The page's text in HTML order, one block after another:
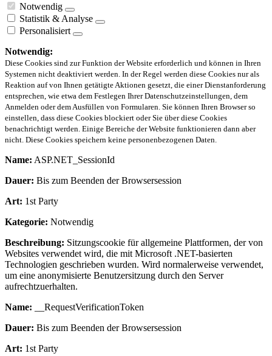
Notwendig
Statistik & Analyse
Personalisiert
Notwendig:
Diese Cookies sind zur Funktion der Website erforderlich und können in Ihren
Systemen nicht deaktiviert werden. In der Regel werden diese Cookies nur als
Reaktion auf von Ihnen getätigte Aktionen gesetzt, die einer Dienstanforderung
entsprechen, wie etwa dem Festlegen Ihrer Datenschutzeinstellungen, dem
Anmelden oder dem Ausfüllen von Formularen. Sie können Ihren Browser so
einstellen, dass diese Cookies blockiert oder Sie über diese Cookies
benachrichtigt werden. Einige Bereiche der Website funktionieren dann aber
nicht. Diese Cookies speichern keine personenbezogenen Daten.
Name: ASP.NET_SessionId
Dauer: Bis zum Beenden der Browsersession
Art: 1st Party
Kategorie: Notwendig
Beschreibung: Sitzungscookie für allgemeine Plattformen, der von
Websites verwendet wird, die mit Microsoft .NET-basierten
Technologien geschrieben wurden. Wird normalerweise verwendet,
um eine anonymisierte Benutzersitzung durch den Server
aufrechtzuerhalten.
Name: __RequestVerificationToken
Dauer: Bis zum Beenden der Browsersession
Art: 1st Party